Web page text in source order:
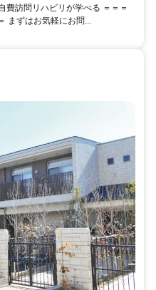
訪問リハビリが学べる ＝＝＝
まずはお気軽にお問...